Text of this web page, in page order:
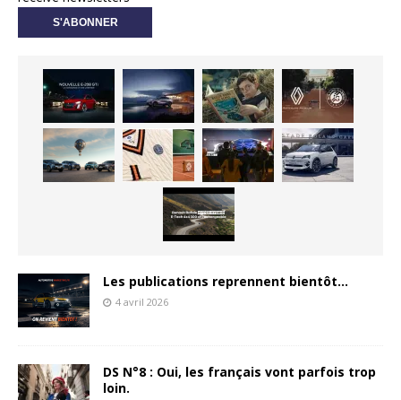
Les publications reprennent bientôt…
4 avril 2026
DS N°8 : Oui, les français vont parfois trop
loin.